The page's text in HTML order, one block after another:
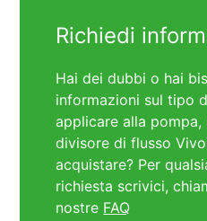
Richiedi
Hai dei dubbi o hai
informazioni sul tipo
applicare alla
divisore di flusso
acquistare? Per
richiesta scrivici,
nostre FAQ